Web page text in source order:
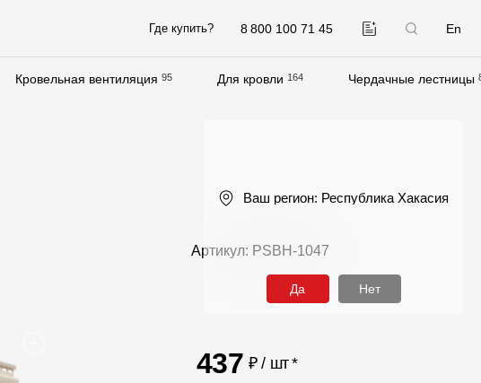
8 800 100 71 45 En
Где купить?
Кровельная вентиляция 95 Для кровли 164 Чердачные лестницы
Качество фасадовАртикул: PSBH-1047
437 ₽ / шт*
Ваш регион: Республика Хакасия
Да Нет